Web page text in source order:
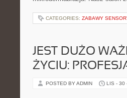
CATEGORIES: ZABAWY
JEST DUŻO
ŻYCIU:
POSTED BY ADMIN LIS - 30